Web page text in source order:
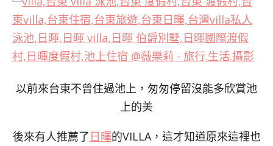
以前來台東不曾住過池上，匆匆停留沒能多欣賞池
上的美
後來有人推薦了 日暉的VILLA，這才知道原來這裡也